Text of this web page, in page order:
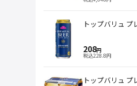
トップバリュ
208円
税込228.8円
トップバリュ